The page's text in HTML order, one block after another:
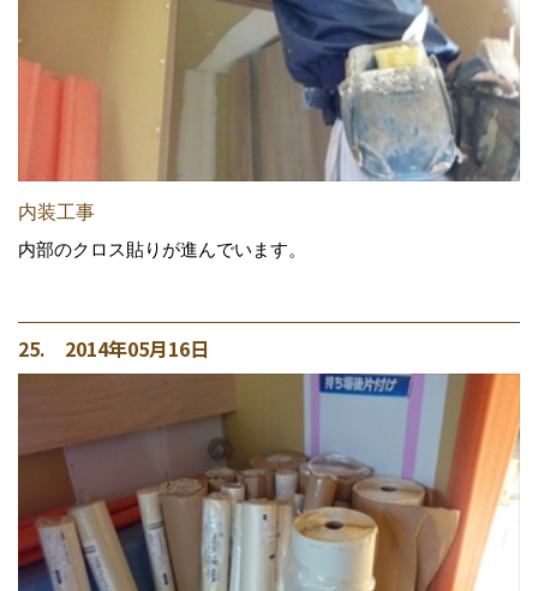
内装工事
内部のクロス貼りが進んでいます。
25. 2014年05月16日